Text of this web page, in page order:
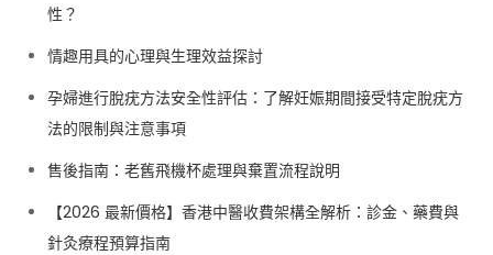
性？
情趣用具的心理與生理效益探討
孕婦進行脫疣方法安全性評估：了解妊娠期間接受特定脫疣方
法的限制與注意事項
售後指南：老舊飛機杯處理與棄置流程說明
【2026 最新價格】香港中醫收費架構全解析：診金、藥費與
針灸療程預算指南